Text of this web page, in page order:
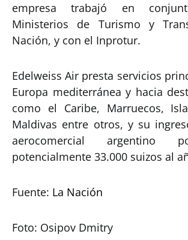
empresa trabajó en
Ministerios de Turismo y
Nación, y con el Inprotur.
Edelweiss Air presta servicios
Europa mediterránea y hacia
como el Caribe, Marruecos,
Maldivas entre otros, y su
aerocomercial argentino
potencialmente 33.000 suizos al
Fuente: La Nación
Foto: Osipov Dmitry